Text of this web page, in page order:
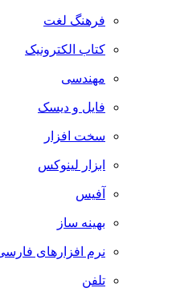
فرهنگ لغت
کتاب الکترونیک
مهندسی
فایل و دیسک
سخت افزار
ابزار لینوکس
آفیس
بهینه ساز
نرم افزارهای فارسی
تلفن